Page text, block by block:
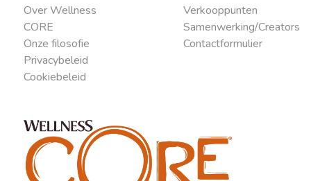
Over Wellness
CORE
Onze filosofie
Privacybeleid
Cookiebeleid
Verkooppunten
Samenwerking/Creators
Contactformulier